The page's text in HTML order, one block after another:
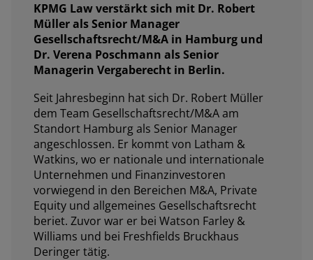
KPMG Law verstärkt sich mit Dr. Robert
Müller als Senior Manager
Gesellschaftsrecht/M&A in Hamburg und
Dr. Verena Poschmann als Senior
Managerin Vergaberecht in Berlin.
Seit Jahresbeginn hat sich Dr. Robert Müller
dem Team Gesellschaftsrecht/M&A am
Standort Hamburg als Senior Manager
angeschlossen. Er kommt von Latham &
Watkins, wo er nationale und internationale
Unternehmen und Finanzinvestoren
vorwiegend in den Bereichen M&A, Private
Equity und allgemeines Gesellschaftsrecht
beriet. Zuvor war er bei Watson Farley &
Williams und bei Freshfields Bruckhaus
Deringer tätig.